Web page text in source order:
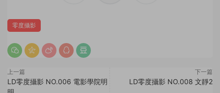
零度攝影
上一篇
LD零度攝影 NO.006 電影學院明
下一篇
LD零度攝影 NO.008 文靜2